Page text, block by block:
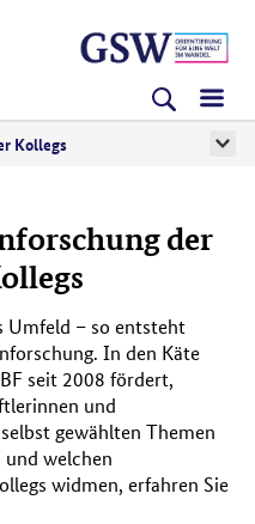
Kollegs
der
Umfeld – so entsteht
In den Käte
seit 2008 fördert,
und
gewählten Themen
und welchen
widmen, erfahren Sie